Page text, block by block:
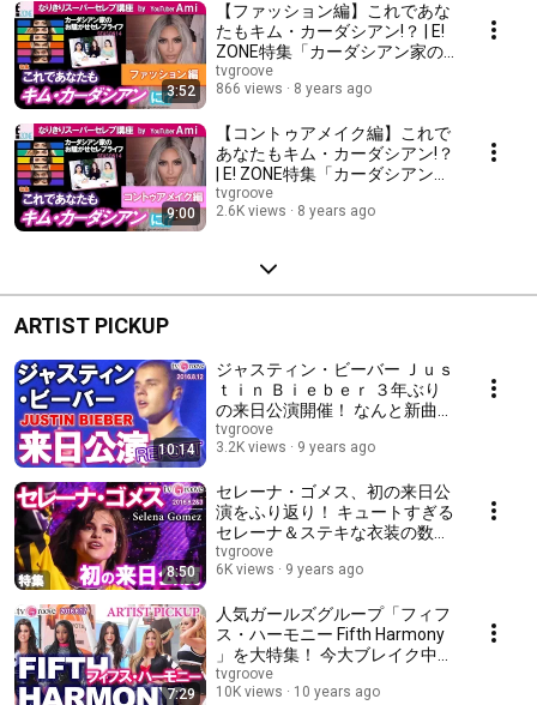
3:52
【ファッション編】これであな
たもキム・カーダシアン!？ | E!
ZONE特集「カーダシアン家の
お騒がせセレブライフ」S14
tvgroove
866 views
8 years ago
9:00
【コントゥアメイク編】これで
あなたもキム・カーダシアン!？
| E! ZONE特集「カーダシアン家
のお騒がせセレブライフ」S14
tvgroove
2.6K views
8 years ago
ARTIST PICKUP
10:14
ジャスティン・ビーバー Ｊｕｓ
ｔｉｎ Ｂｉｅｂｅｒ ３年ぶり
の来日公演開催！ なんと新曲
「Cold Water」世界初披露！
tvgroove
3.2K views
9 years ago
8:50
セレーナ・ゴメス、初の来日公
演をふり返り！ キュートすぎる
セレーナ＆ステキな衣装の数々
にファン大熱狂
tvgroove
6K views
9 years ago
7:29
人気ガールズグループ「フィフ
ス・ハーモニー Fifth Harmony
」を大特集！ 今大ブレイク中の
彼女たちの魅力に迫ります！
tvgroove
10K views
10 years ago